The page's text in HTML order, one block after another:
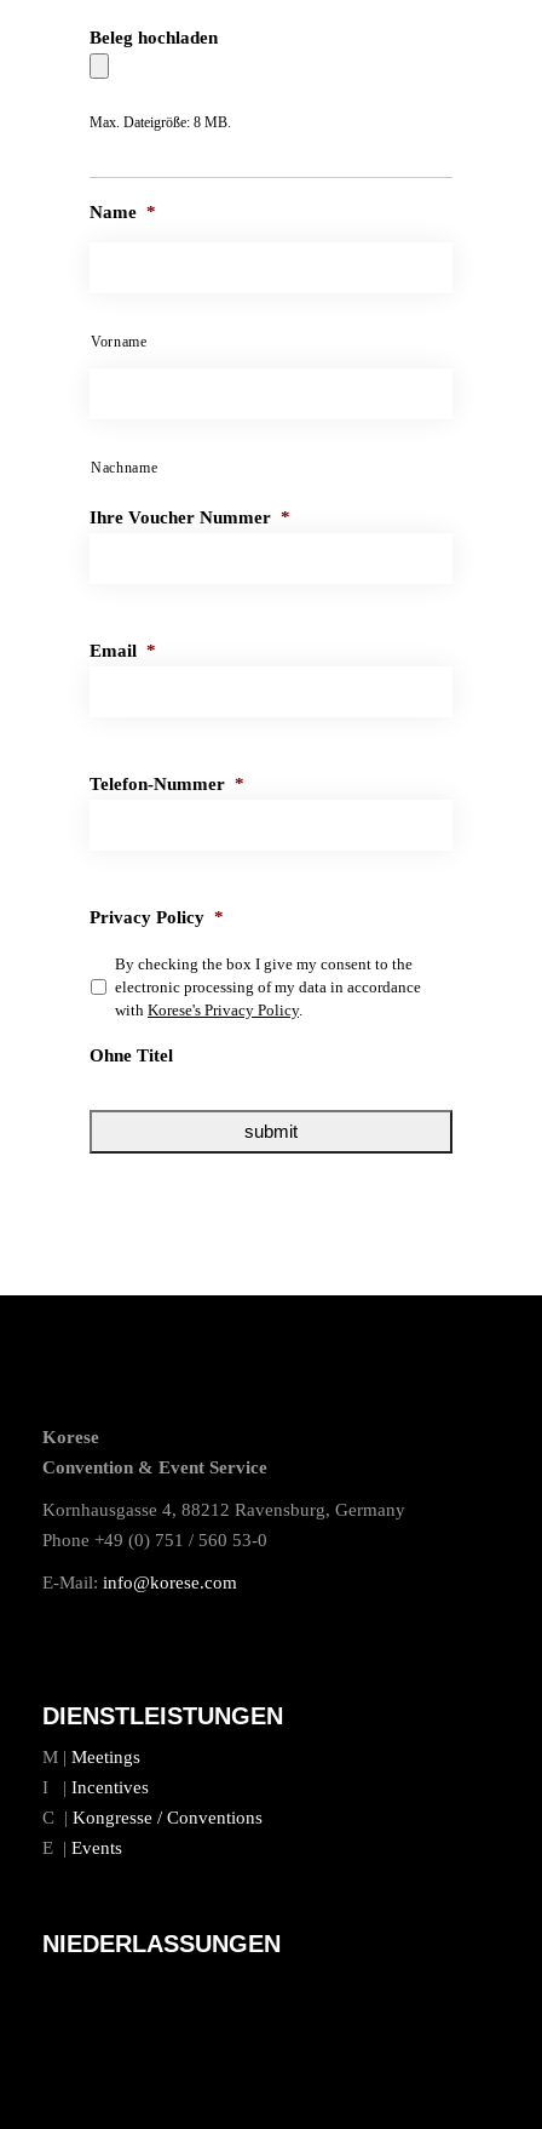
Beleg hochladen
Max. Dateigröße: 8 MB.
Name *
Vorname
Nachname
Ihre Voucher Nummer *
Email *
Telefon-Nummer *
Privacy Policy *
By checking the box I give my consent to the
electronic processing of my data in accordance
with Korese's Privacy Policy.
Ohne Titel
Korese
Convention & Event Service
Kornhausgasse 4, 88212 Ravensburg, Germany
Phone +49 (0) 751 / 560 53-0
E-Mail: info@korese.com
DIENSTLEISTUNGEN
M | Meetings
I | Incentives
C | Kongresse / Conventions
E | Events
NIEDERLASSUNGEN